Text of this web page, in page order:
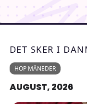
DET SKER I
HOP MÅNEDER
AUGUST, 2026